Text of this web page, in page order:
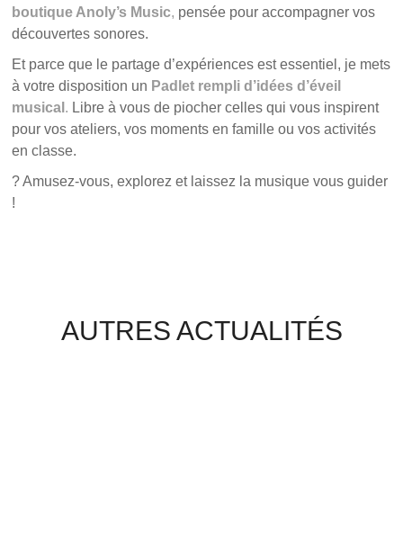
boutique Anoly’s Music, pensée pour accompagner vos
découvertes sonores.
Et parce que le partage d’expériences est essentiel, je mets
à votre disposition un Padlet rempli d’idées d’éveil
musical . Libre à vous de piocher celles qui vous inspirent
pour vos ateliers, vos moments en famille ou vos activités
en classe.
? Amusez-vous, explorez et laissez la musique vous guider
!
AUTRES ACTUALITÉS